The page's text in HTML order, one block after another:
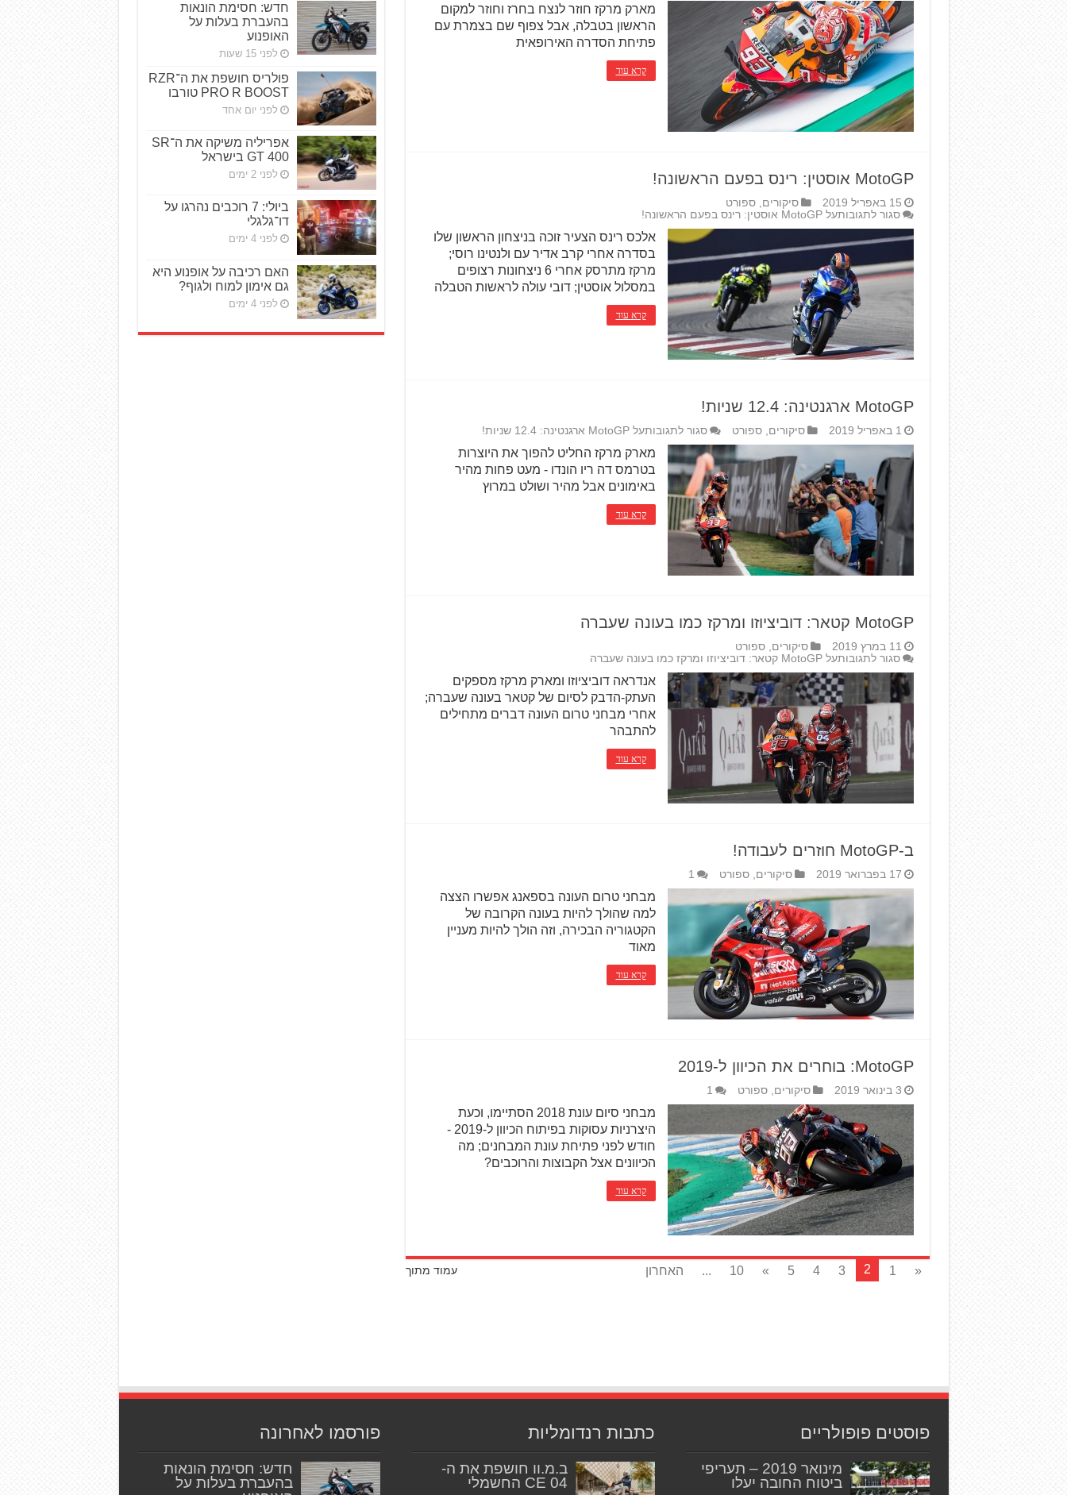
מארק מרקז חוזר לנצח בחרז וחוזר למקום
הראשון בטבלה, אבל צפוף שם בצמרת עם
פתיחת הסדרה האירופאית
קרא עוד
MotoGP אוסטין: רינס בפעם הראשונה!
15 באפריל 2019 סיקורים,ספורט
סגור לתגובותעל MotoGP אוסטין: רינס בפעם הראשונה!
אלכס רינס הצעיר זוכה בניצחון הראשון שלו
בסדרה אחרי קרב אדיר עם ולנטינו רוסי;
מרקז מתרסק אחרי 6 ניצחונות רצופים
במסלול אוסטין; דובי עולה לראשות הטבלה
קרא עוד
MotoGP ארגנטינה: 12.4 שניות!
1 באפריל 2019 סיקורים,ספורט סגור לתגובותעל MotoGP ארגנטינה: 12.4 שניות!
מארק מרקז החליט להפוך את היוצרות
בטרמס דה ריו הונדו - מעט פחות מהיר
באימונים אבל מהיר ושולט במרוץ
קרא עוד
MotoGP קטאר: דוביציוזו ומרקז כמו בעונה שעברה
11 במרץ 2019 סיקורים,ספורט
סגור לתגובותעל MotoGP קטאר: דוביציוזו ומרקז כמו בעונה שעברה
אנדראה דוביציוזו ומארק מרקז מספקים
העתק-הדבק לסיום של קטאר בעונה שעברה;
אחרי מבחני טרום העונה דברים מתחילים
להתבהר
קרא עוד
ב-MotoGP חוזרים לעבודה!
17 בפברואר 2019 סיקורים,ספורט 1
מבחני טרום העונה בספאנג אפשרו הצצה
למה שהולך להיות בעונה הקרובה של
הקטגוריה הבכירה, וזה הולך להיות מעניין
מאוד
קרא עוד
MotoGP: בוחרים את הכיוון ל-2019
3 בינואר 2019 סיקורים,ספורט 1
מבחני סיום עונת 2018 הסתיימו, וכעת
היצרניות עסוקות בפיתוח הכיוון ל-2019 -
חודש לפני פתיחת עונת המבחנים; מה
הכיוונים אצל הקבוצות והרוכבים?
קרא עוד
עמוד מתוך «
1
2
3
4
5
»
10
... האחרון
חדש: חסימת הונאות
בהעברת בעלות על
האופנוע
לפני 15 שעות
פולריס חושפת את ה־RZR
PRO R BOOST טורבו
לפני יום אחד
אפריליה משיקה את ה־SR
GT 400 בישראל
לפני 2 ימים
ביולי: 7 רוכבים נהרגו על
דו־גלגלי
לפני 4 ימים
האם רכיבה על אופנוע היא
גם אימון למוח ולגוף?
לפני 4 ימים
פוסטים פופולריים
מינואר 2019 – תעריפי
ביטוח החובה יעלו
כתבות רנדומליות
ב.מ.וו חושפת את ה-
CE 04 החשמלי
פורסמו לאחרונה
חדש: חסימת הונאות
בהעברת בעלות על